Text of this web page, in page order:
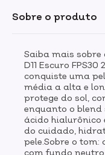
para uniformizar a
cobertura, e
batidinhas.
Sobre o produto
Saiba mais sobre
D11 Escuro
conquiste uma
média a alta e
protege do sol,
enquanto o
ácido hialurônico
do cuidado,
pele.Sobre o tom:
com fundo